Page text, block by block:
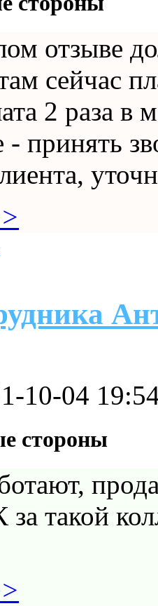
отзыве
сейчас
2 раза в
принять
10-04
стороны
такой